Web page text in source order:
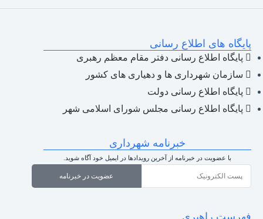
پایگاه های اطلاع رسانی
پایگاه اطلاع رسانی دفتر مقام معظم رهبری
سازمان شهرداری ها و دهیاری های کشور
پایگاه اطلاع رسانی دولت
پایگاه اطلاع رسانی مجلس شورای اسلامی شهر
خبرنامه شهرداری
با عضویت در خبرنامه از آخرین رویدادها در ایمیل خود آگاه شوید.
عضویت در خبرنامه
فهرست راهبری